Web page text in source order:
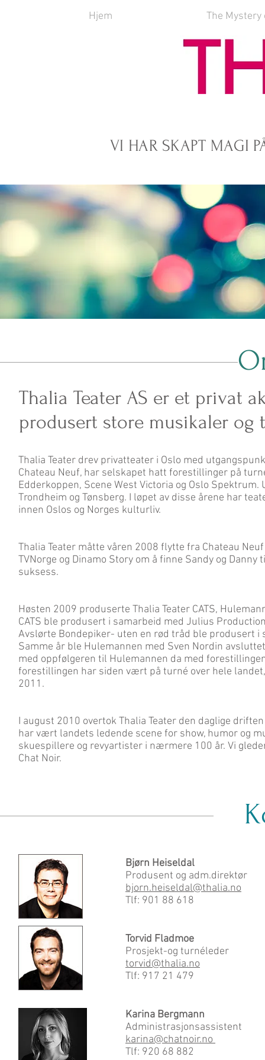
Hjem The Mystery
VI HAR SKAPT MAGI
Thalia Teater AS er et privat
produsert store musikaler og
Thalia Teater drev privatteater i Oslo med
Chateau Neuf, har selskapet hatt forestillinger på
Edderkoppen, Scene West Victoria og Oslo
Trondheim og Tønsberg. I løpet av disse årene har
innen Oslos og Norges kulturliv.
Thalia Teater måtte våren 2008 flytte fra Chateau
TVNorge og Dinamo Story om å finne Sandy og
suksess.
Høsten 2009 produserte Thalia Teater CATS,
CATS ble produsert i samarbeid med Julius
Avslørte Bondepiker- uten en rød tråd ble produsert i
Samme år ble Hulemannen med Sven Nordin
med oppfølgeren til Hulemannen da med
forestillingen har siden vært på turné over hele
2011.
I august 2010 overtok Thalia Teater den daglige
har vært landets ledende scene for show, humor og
skuespillere og revyartister i nærmere 100 år. Vi
Chat Noir.
Bjørn Heiseldal
Produsent og adm.direktør
bjorn.heiseldal@thalia.no
Tlf: 901 88 618
Torvid Fladmoe
Prosjekt-og turnéleder
torvid@thalia.no
Tlf: 917 21 479
Karina Bergmann
Administrasjonsassistent
karina@chatnoir.no
Tlf: 920 68 882